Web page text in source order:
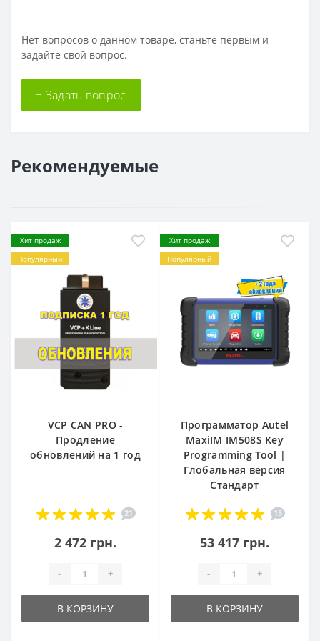
Нет вопросов о данном товаре, станьте первым и
задайте свой вопрос.
+ Задать вопрос
Рекомендуемые
Хит продаж
Популярный
VCP CAN PRO -
Продление
обновлений на 1 год
21
2 472 грн.
- +
В КОРЗИНУ
Хит продаж
Популярный
Программатор Autel
MaxiIM IM508S Key
Programming Tool |
Глобальная версия
Стандарт
15
53 417 грн.
- +
В КОРЗИНУ